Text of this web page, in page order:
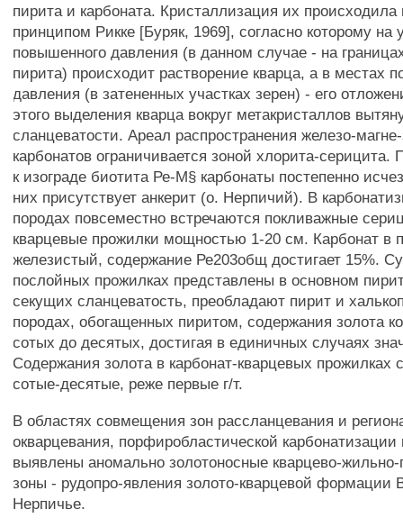
пирита и карбоната. Кристаллизация их происходила
принципом Рикке [Буряк, 1969], согласно которому на
повышенного давления (в данном случае - на
пирита) происходит растворение кварца, а в местах
давления (в затененных участках зерен) - его
этого выделения кварца вокруг метакристаллов
сланцеватости. Ареал распространения железо-
карбонатов ограничивается зоной хлорита-
к изограде биотита Ре-М§ карбонаты постепенно
них присутствует анкерит (о. Нерпичий). В
породах повсеместно встречаются покливажные
кварцевые прожилки мощностью 1-20 см. Карбонат в
железистый, содержание Ре203общ достигает 15%.
послойных прожилках представлены в основном
секущих сланцеватость, преобладают пирит и
породах, обогащенных пиритом, содержания золота
сотых до десятых, достигая в единичных случаях
Содержания золота в карбонат-кварцевых прожилках
сотые-десятые, реже первые г/т.
В областях совмещения зон рассланцевания и
окварцевания, порфиробластической
выявлены аномально золотоносные кварцево-
зоны - рудопро-явления золото-кварцевой формации
Нерпичье.